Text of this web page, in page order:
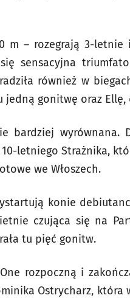
m – rozegrają 3-
sensacyjna
również w
jedną gonitwę oraz
bardziej wyrównana.
letniego Strażnika,
we Włoszech.
konie
czująca się na
tu pięć gonitw.
rozpoczną i
Ostrycharz, która